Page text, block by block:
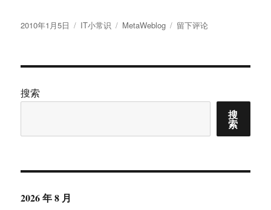
发
2010年1月5日
分
IT小常识
标
MetaWeblog
于
中
明
留下评论
搜索
搜
索
2026 年 8 月